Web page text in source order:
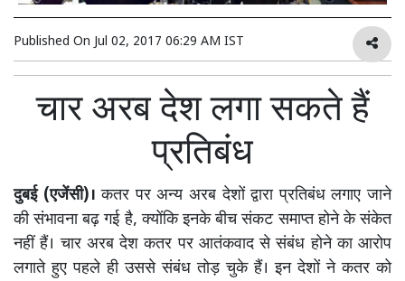
Published On Jul 02, 2017 06:29 AM IST
चार अरब देश लगा सकते हैं
प्रतिबंध
दुबई (एजेंसी)। कतर पर अन्य अरब देशों द्वारा प्रतिबंध लगाए जाने
की संभावना बढ़ गई है, क्योंकि इनके बीच संकट समाप्त होने के संकेत
नहीं हैं। चार अरब देश कतर पर आतंकवाद से संबंध होने का आरोप
लगाते हुए पहले ही उससे संबंध तोड़ चुके हैं। इन देशों ने कतर को